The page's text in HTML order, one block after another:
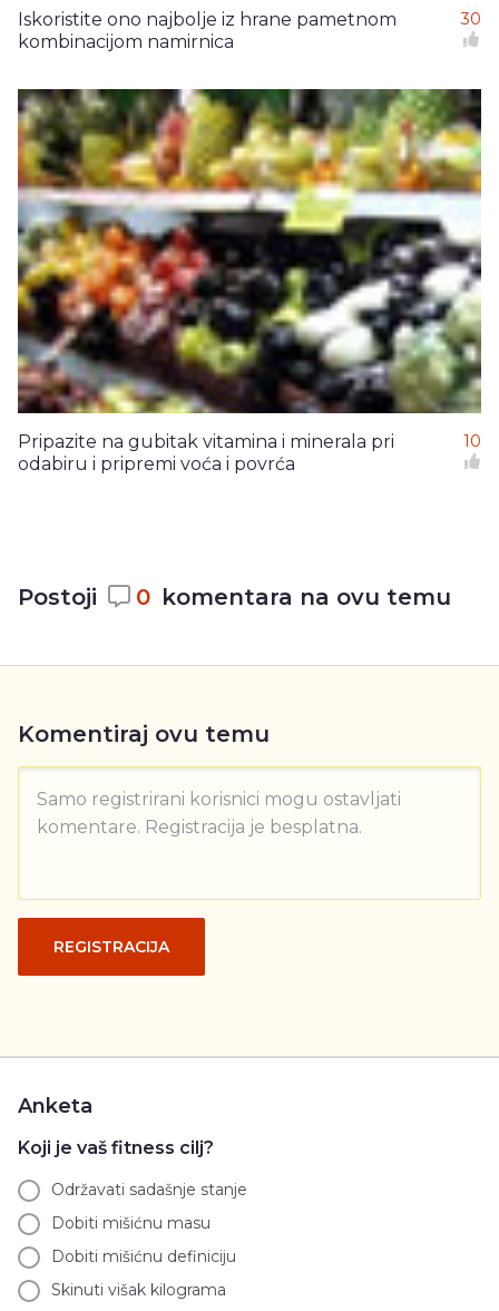
Iskoristite ono najbolje iz hrane pametnom
kombinacijom namirnica
30
Pripazite na gubitak vitamina i minerala pri
odabiru i pripremi voća i povrća
10
Postoji 0 komentara na ovu temu
Komentiraj ovu temu
Samo registrirani korisnici mogu ostavljati
komentare. Registracija je besplatna.
REGISTRACIJA
Anketa
Koji je vaš fitness cilj?
Održavati sadašnje stanje
Dobiti mišićnu masu
Dobiti mišićnu definiciju
Skinuti višak kilograma